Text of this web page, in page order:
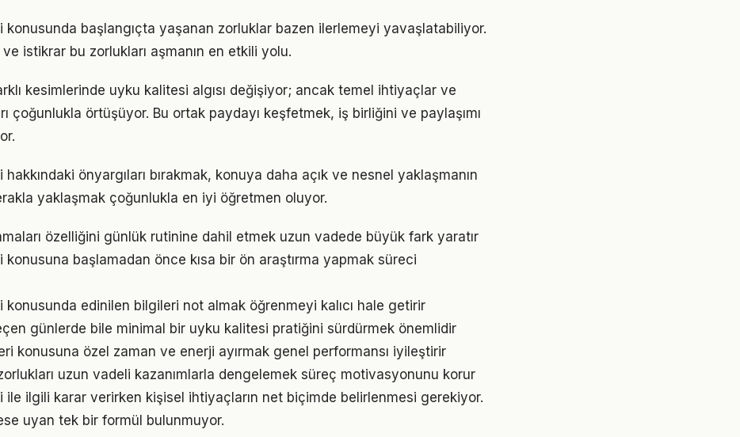
konusunda başlangıçta yaşanan zorluklar bazen ilerlemeyi yavaşlatabiliyor.
ve istikrar bu zorlukları aşmanın en etkili yolu.
kesimlerinde uyku kalitesi algısı değişiyor; ancak temel ihtiyaçlar ve
çoğunlukla örtüşüyor. Bu ortak paydayı keşfetmek, iş birliğini ve paylaşımı
önyargıları bırakmak, konuya daha açık ve nesnel yaklaşmanın
yaklaşmak çoğunlukla en iyi öğretmen oluyor.
özelliğini günlük rutinine dahil etmek uzun vadede büyük fark yaratır
konusuna başlamadan önce kısa bir ön araştırma yapmak süreci
konusunda edinilen bilgileri not almak öğrenmeyi kalıcı hale getirir
günlerde bile minimal bir uyku kalitesi pratiğini sürdürmek önemlidir
konusuna özel zaman ve enerji ayırmak genel performansı iyileştirir
uzun vadeli kazanımlarla dengelemek süreç motivasyonunu korur
ile ilgili karar verirken kişisel ihtiyaçların net biçimde belirlenmesi gerekiyor.
uyan tek bir formül bulunmuyor.